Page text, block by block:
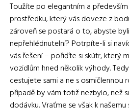
Toužíte po elegantním a
prostředku, který vás doveze z
zároveň se postará o to, abyste
nepřehlédnutelní? Potrpíte-li si
vás řešení – pořiďte si skútr, který
vozidlům hned několik výhody.
cestujete sami a ne s osmičlennou
případě by vám totiž nezbylo, než
dodávku. Vraťme se však k